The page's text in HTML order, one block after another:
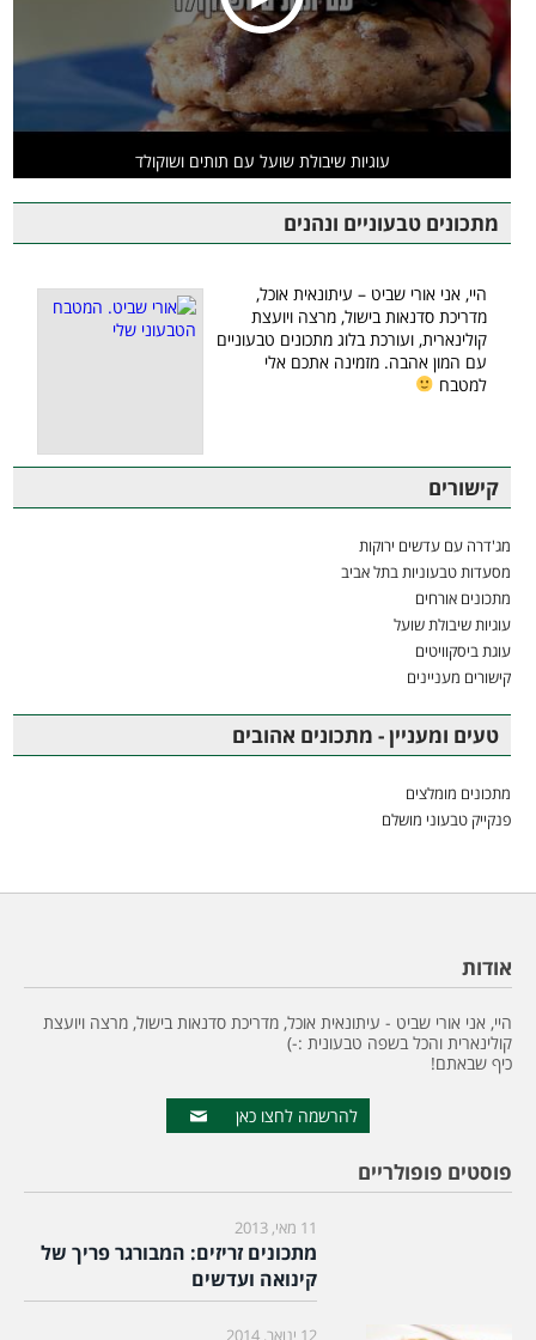
עוגיות שיבולת שועל עם תותים ושוקולד
מתכונים טבעוניים ונהנים
היי, אני אורי שביט – עיתונאית אוכל,
מדריכת סדנאות בישול, מרצה ויועצת
קולינארית, ועורכת בלוג מתכונים טבעוניים
עם המון אהבה. מזמינה אתכם אלי
למטבח
קישורים
מג'דרה עם עדשים ירוקות
מסעדות טבעוניות בתל אביב
מתכונים אורחים
עוגיות שיבולת שועל
עוגת ביסקוויטים
קישורים מעניינים
טעים ומעניין - מתכונים אהובים
מתכונים מומלצים
פנקייק טבעוני מושלם
אודות
היי, אני אורי שביט - עיתונאית אוכל, מדריכת סדנאות בישול, מרצה ויועצת
קולינארית והכל בשפה טבעונית :-)
כיף שבאתם!
להרשמה לחצו כאן
פוסטים פופולריים
11 מאי, 2013
מתכונים זריזים: המבורגר פריך של
קינואה ועדשים
12 ינואר, 2014